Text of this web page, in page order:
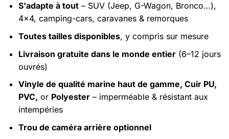
prix :
$69.00
à
$199.00
S'adapte à tout– SUV (Jeep, G-Wagon, Bronco…),
4x4, camping-cars, caravanes & remorques
Toutes tailles disponibles, y compris sur mesure
Livraison gratuite dans le monde entier(6–12 jours
ouvrés)
Vinyle de qualité marine haut de gamme, Cuir PU,
PVC, or Polyester– imperméable & résistant aux
intempéries
Trou de caméra arrière optionnel